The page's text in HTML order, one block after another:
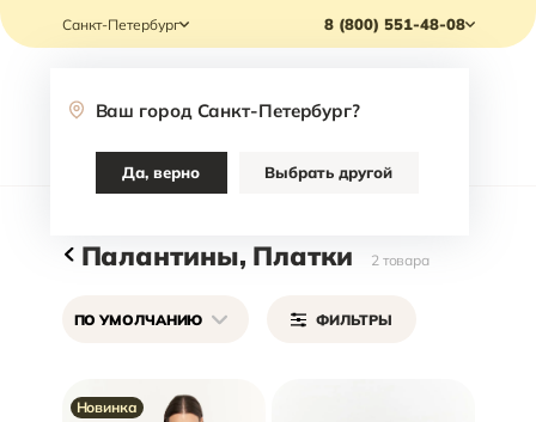
Санкт-Петербург
Ваш город Санкт-Петербург?
Да, верно Выбрать другой
8 (800) 551-48-08
Каталог
Палантины, Платки 2 товара
ПО УМОЛЧАНИЮ ФИЛЬТРЫ
Новинка